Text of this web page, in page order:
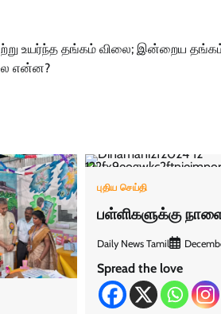
உயர்ந்த தங்கம் விலை; இன்றைய
என்ன?
புதிய செய்தி
பள்ளிகளுக்கு
Daily News Tamil
Spread the love